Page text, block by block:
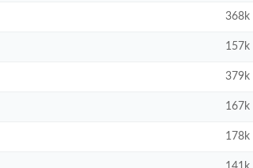
368k
157k
379k
167k
178k